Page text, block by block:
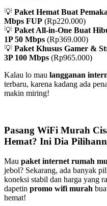
💡 Paket Hemat Buat
Mbps FUP (Rp220.000)
💡 Paket All-in-One Buat
1P 50 Mbps (Rp369.000)
💡 Paket Khusus Gamer &
3P 100 Mbps (Rp965.000)
Kalau lo mau langganan
terbaru, karena kadang ada
makin miring!
Pasang WiFi Murah
Hemat? Ini Dia
Mau paket internet rumah
jebol? Sekarang, ada banyak
koneksi stabil dan harga yang
dapetin promo wifi murah
hemat!